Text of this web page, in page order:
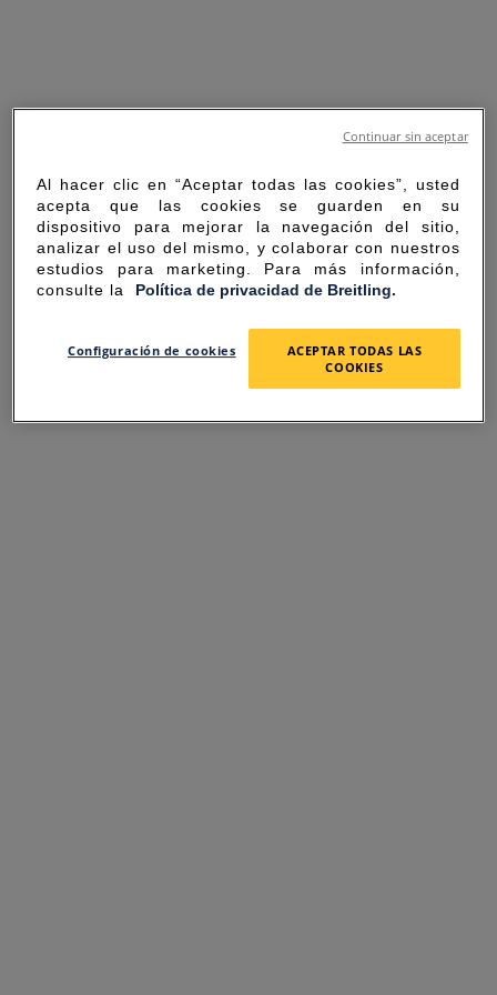
SORRY FOR THE
INCONVENIENCE
Al hacer clic en “Aceptar todas las cookies”, usted
acepta que las cookies se guarden en su
dispositivo para mejorar la navegación del sitio,
analizar el uso del mismo, y colaborar con nuestros
estudios para marketing. Para más información,
consulte la Política de privacidad de Breitling.
Configuración de cookies
ACEPTAR TODAS LAS
COOKIES
Continuar sin aceptar